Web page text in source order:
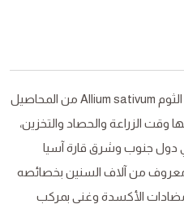
؟، إن الثوم Allium sativum من المحاصيل
وقت الزراعة والحصاد والتخزين،
دول جنوب وشرق قارة آسيا
من آلاف السنين بخصائصه
مضادات الأكسدة وغني بمركب